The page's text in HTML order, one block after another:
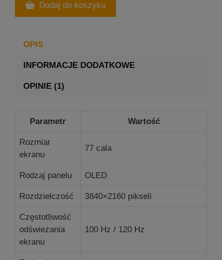
Dodaj do koszyka
OPIS
INFORMACJE DODATKOWE
OPINIE (1)
Parametr Wartość
Rozmiar
ekranu
77 cala
Rodzaj panelu OLED
Rozdzielczość 3840×2160 pikseli
Częstotliwość
odświeżania
ekranu
100 Hz / 120 Hz